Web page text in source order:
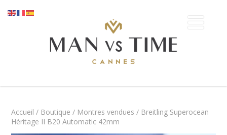
Accueil / Boutique / Montres vendues / Breitling Superocean
Héritage II B20 Automatic 42mm